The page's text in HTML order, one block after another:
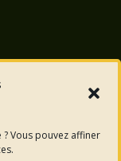
Vous pouvez affiner
proposé